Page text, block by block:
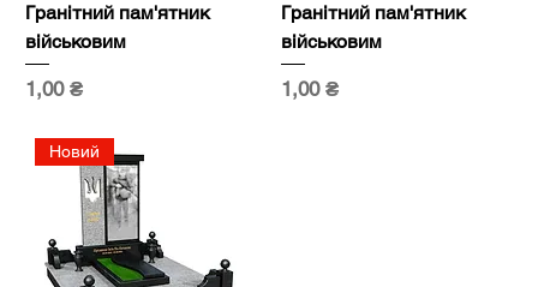
Гранітний пам'ятник
військовим
Ціна
1,00 ₴
Гранітний пам'ятник
військовим
Ціна
1,00 ₴
Новий